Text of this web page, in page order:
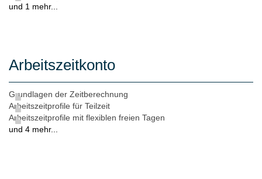
und 1 mehr...
Arbeitszeitkonto
Grundlagen der Zeitberechnung
Arbeitszeitprofile für Teilzeit
Arbeitszeitprofile mit flexiblen freien Tagen
und 4 mehr...